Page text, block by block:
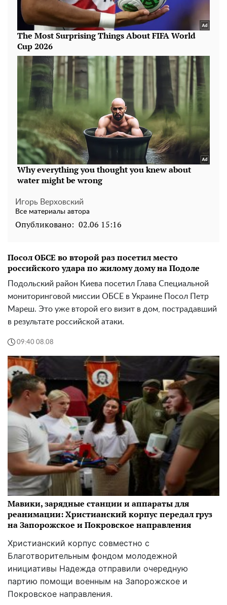
Игорь Верховский
Все материалы автора
Опубликовано: 02.06 15:16
Посол ОБСЕ во второй раз посетил место
российского удара по жилому дому на Подоле
Подольский район Киева посетил Глава Специальной
мониторинговой миссии ОБСЕ в Украине Посол Петр
Мареш. Это уже второй его визит в дом, пострадавший
в результате российской атаки.
09:40 08.08
Мавики, зарядные станции и аппараты для
реанимации: Христианский корпус передал груз
на Запорожское и Покровское направления
Христианский корпус совместно с
Благотворительным фондом молодежной
инициативы Надежда отправили очередную
партию помощи военным на Запорожское и
Покровское направления.